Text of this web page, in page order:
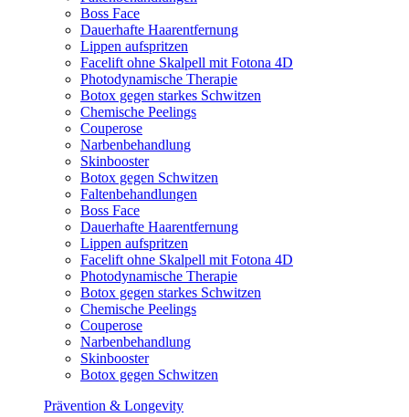
Boss Face
Dauerhafte Haarentfernung
Lippen aufspritzen
Facelift ohne Skalpell mit Fotona 4D
Photodynamische Therapie
Botox gegen starkes Schwitzen
Chemische Peelings
Couperose
Narbenbehandlung
Skinbooster
Botox gegen Schwitzen
Faltenbehandlungen
Boss Face
Dauerhafte Haarentfernung
Lippen aufspritzen
Facelift ohne Skalpell mit Fotona 4D
Photodynamische Therapie
Botox gegen starkes Schwitzen
Chemische Peelings
Couperose
Narbenbehandlung
Skinbooster
Botox gegen Schwitzen
Prävention & Longevity